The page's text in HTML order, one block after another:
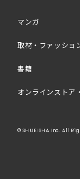
マンガ
取材・ファッショ
書籍
オンラインストア
© SHUEISHA Inc. All